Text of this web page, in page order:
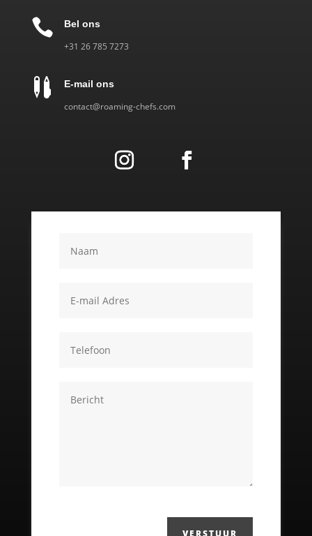
 Bel ons
‎+31 26 785 7273
 E-mail ons
contact@roaming-chefs.com
VERSTUUR